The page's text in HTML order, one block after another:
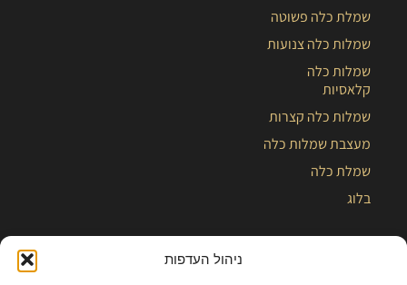
ניהול העדפות
שמלת כלה פשוטה
שמלות כלה צנועות
שמלות כלה
קלאסיות
שמלות כלה קצרות
מעצבת שמלות כלה
שמלת כלה
בלוג